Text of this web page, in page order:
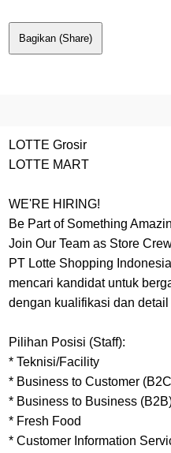
Bagikan (Share)
LOTTE Grosir
LOTTE MART
WE'RE HIRING!
Be Part of Something
Join Our Team as Store
PT Lotte Shopping
mencari kandidat untuk
dengan kualifikasi dan
Pilihan Posisi (Staff):
* Teknisi/Facility
* Business to Customer
* Business to Business
* Fresh Food
* Customer Information